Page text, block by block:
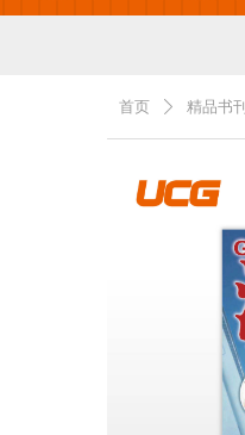
首页 ꄲ 精品书刊